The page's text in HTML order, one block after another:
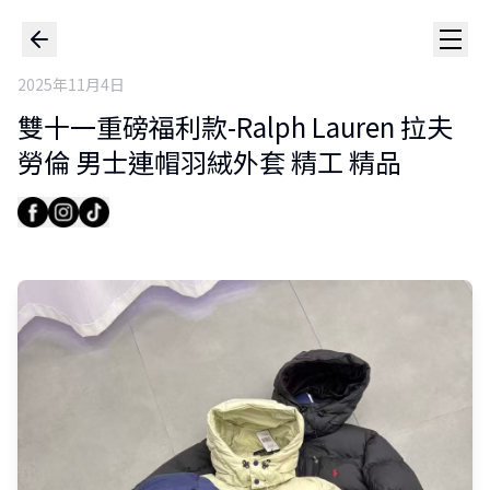
2025年11月4日
雙十一重磅福利款-Ralph Lauren 拉夫
勞倫 男士連帽羽絨外套 精工 精品